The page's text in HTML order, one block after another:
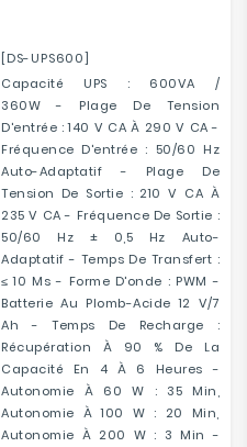
[DS-UPS600]
Capacité UPS : 600VA /
360W - Plage De Tension
D'entrée : 140 V CA À 290 V CA -
Fréquence D'entrée : 50/60 Hz
Auto-Adaptatif - Plage De
Tension De Sortie : 210 V CA À
235 V CA - Fréquence De Sortie :
50/60 Hz ± 0,5 Hz Auto-
Adaptatif - Temps De Transfert :
≤ 10 Ms - Forme D'onde : PWM -
Batterie Au Plomb-Acide 12 V/7
Ah - Temps De Recharge :
Récupération À 90 % De La
Capacité En 4 À 6 Heures -
Autonomie À 60 W : 35 Min,
Autonomie À 100 W : 20 Min,
Autonomie À 200 W : 3 Min -